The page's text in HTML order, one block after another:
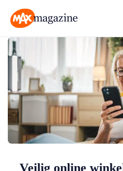
Veilig online